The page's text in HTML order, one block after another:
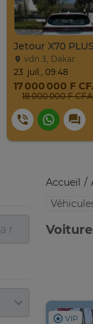
Jetour X70
vdn 3, Dakar
23. juil., 09:48
17 000 000 F
18 000 000 F CFA
Accueil
VIP